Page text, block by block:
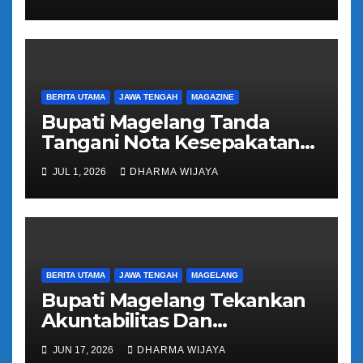
Kloter 81
BERITA UTAMA JAWA TENGAH MAGAZINE
Bupati Magelang Tanda
Tangani Nota Kesepakatan
Pengalihan Pelayanan
Regident Di Kecamatan
Bandongan
JUL 1, 2026 DHARMA WIJAYA
BERITA UTAMA JAWA TENGAH MAGELANG
Bupati Magelang Tekankan
Akuntabilitas Dan
Tranparansi Pengelolaan
JUN 17, 2026 DHARMA WIJAYA